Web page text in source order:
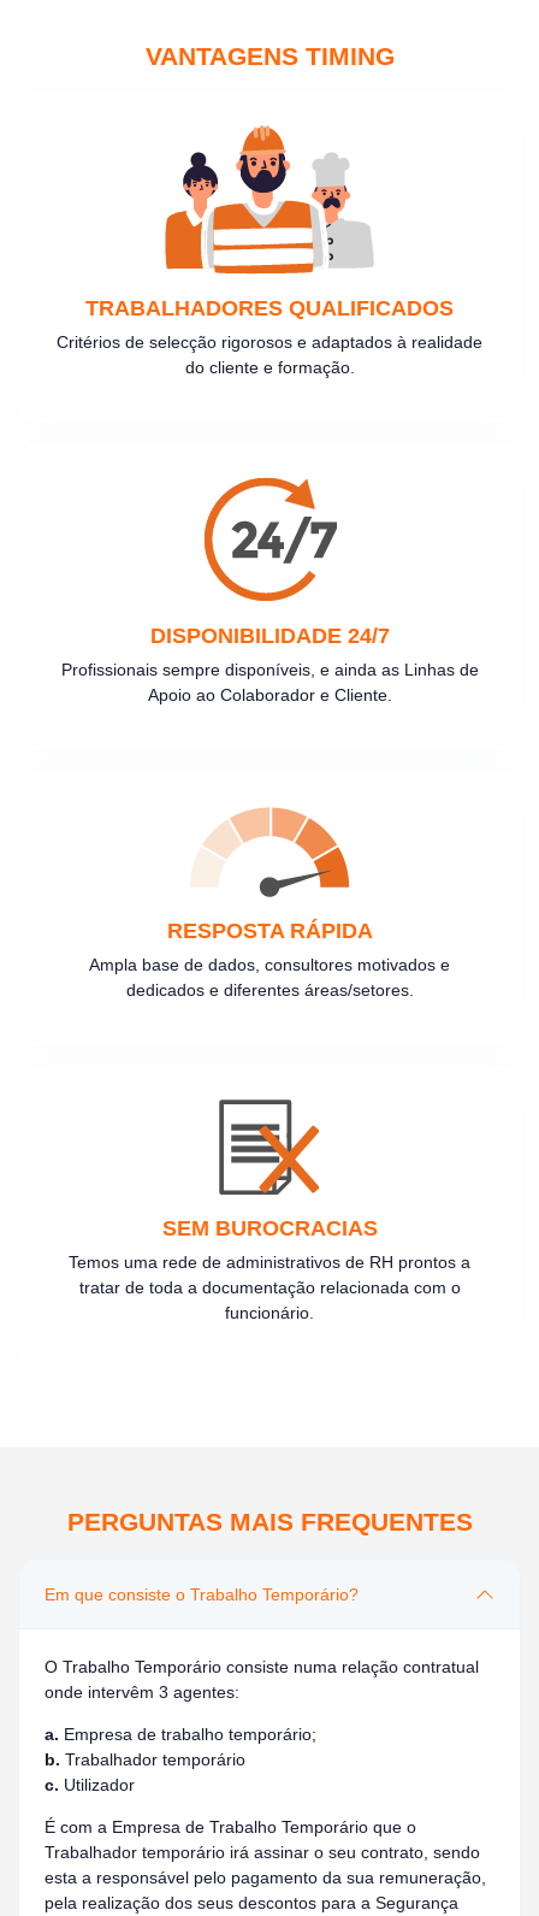
VANTAGENS TIMING
TRABALHADORES QUALIFICADOS
Critérios de selecção rigorosos e adaptados à realidade
do cliente e formação.
DISPONIBILIDADE 24/7
Profissionais sempre disponíveis, e ainda as Linhas de
Apoio ao Colaborador e Cliente.
RESPOSTA RÁPIDA
Ampla base de dados, consultores motivados e
dedicados e diferentes áreas/setores.
SEM BUROCRACIAS
Temos uma rede de administrativos de RH prontos a
tratar de toda a documentação relacionada com o
funcionário.
PERGUNTAS MAIS FREQUENTES
Em que consiste o Trabalho Temporário?
O Trabalho Temporário consiste numa relação contratual
onde intervêm 3 agentes:
a. Empresa de trabalho temporário;
b. Trabalhador temporário
c. Utilizador
É com a Empresa de Trabalho Temporário que o
Trabalhador temporário irá assinar o seu contrato, sendo
esta a responsável pelo pagamento da sua remuneração,
pela realização dos seus descontos para a Segurança